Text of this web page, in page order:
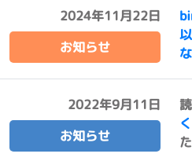
2024年11月22日
お知らせ
2022年9月11日
お知らせ